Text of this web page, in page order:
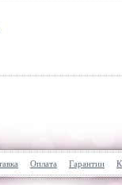
Оплата Гарантии